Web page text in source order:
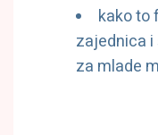
kako to
zajednica
za mlade